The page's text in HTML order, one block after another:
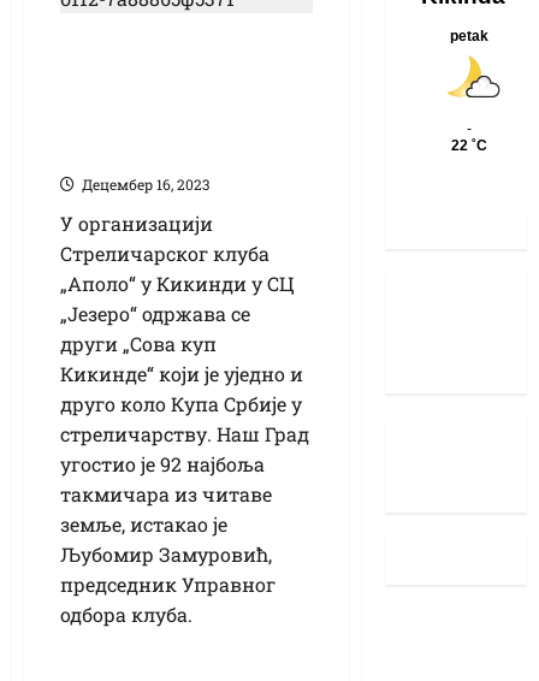
Децембер 16, 2023
У организацији
Стреличарског клуба
„Аполо“ у Кикинди у СЦ
„Језеро“ одржава се
други „Сова куп
Кикинде“ који је уједно и
друго коло Купа Србије у
стреличарству. Наш Град
угостио је 92 најбоља
такмичара из читаве
земље, истакао је
Љубомир Замуровић,
председник Управног
одбора клуба.